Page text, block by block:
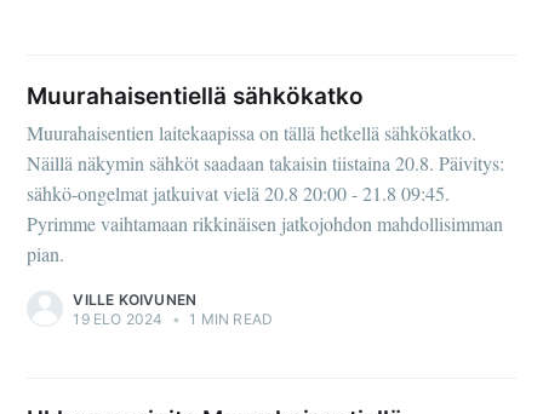
Muurahaisentiellä sähkökatko
Muurahaisentien laitekaapissa on tällä hetkellä sähkökatko.
Näillä näkymin sähköt saadaan takaisin tiistaina 20.8. Päivitys:
sähkö-ongelmat jatkuivat vielä 20.8 20:00 - 21.8 09:45.
Pyrimme vaihtamaan rikkinäisen jatkojohdon mahdollisimman
pian.
VILLE KOIVUNEN
19 ELO 2024
• 1 MIN READ